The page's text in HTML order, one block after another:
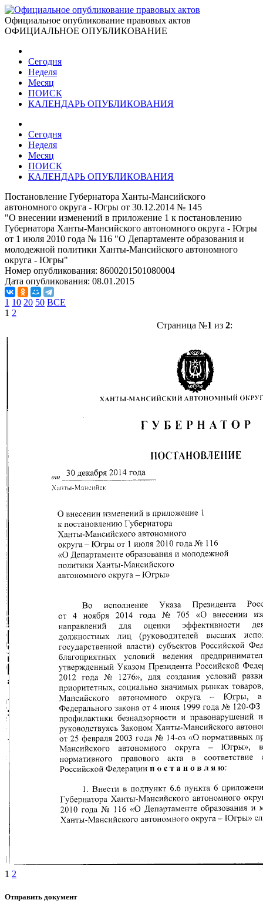
Официальное опубликование правовых актов
ОФИЦИАЛЬНОЕ ОПУБЛИКОВАНИЕ
Сегодня
Неделя
Месяц
ПОИСК
КАЛЕНДАРЬ ОПУБЛИКОВАНИЯ
Сегодня
Неделя
Месяц
ПОИСК
КАЛЕНДАРЬ ОПУБЛИКОВАНИЯ
Постановление Губернатора Ханты-Мансийского
автономного округа - Югры от 30.12.2014 № 145
"О внесении изменений в приложение 1 к постановлению
Губернатора Ханты-Мансийского автономного округа - Югры
от 1 июля 2010 года № 116 "О Департаменте образования и
молодежной политики Ханты-Мансийского автономного
округа - Югры"
Номер опубликования: 8600201501080004
Дата опубликования: 08.01.2015
1 10 20 50 ВСЕ
1 2
Страница №1 из 2:
1 2
Отправить документ